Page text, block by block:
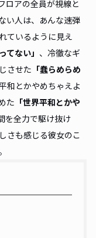
ロアの全員が視線と
い人は、あんな速弾
ているように見え
てない」 、冷徹なギ
させた 「蠢らめらめ
和とかやめちゃえよ
た 「世界平和とかや
を全力で駆け抜け
さも感じる彼女のこ